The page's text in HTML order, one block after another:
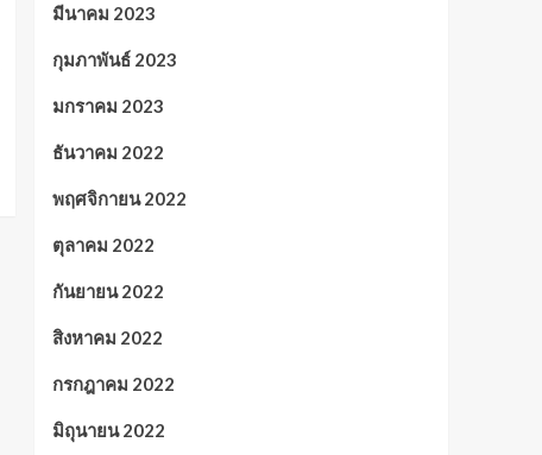
มีนาคม 2023
กุมภาพันธ์ 2023
มกราคม 2023
ธันวาคม 2022
พฤศจิกายน 2022
ตุลาคม 2022
กันยายน 2022
สิงหาคม 2022
กรกฎาคม 2022
มิถุนายน 2022